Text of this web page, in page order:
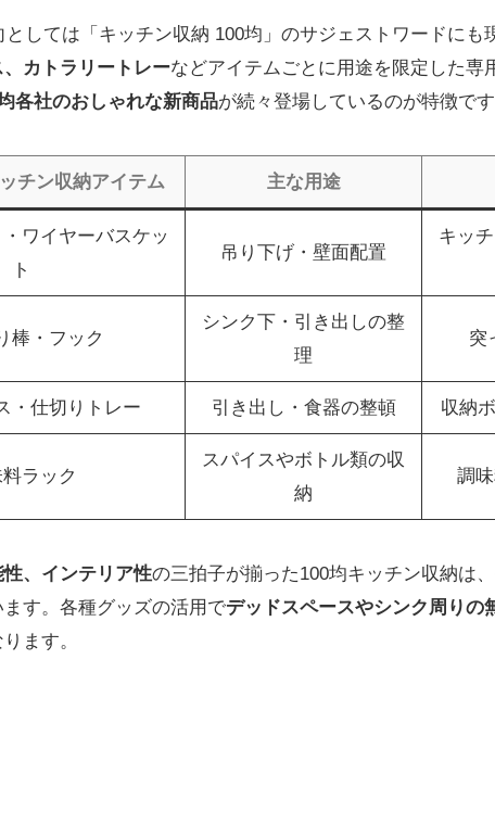
しては「キッチン収納 100均」のサジェストワードにも
カトラリートレーなどアイテムごとに用途を限定した専
各社のおしゃれな新商品が続々登場しているのが特徴です
チン収納アイテム 主な用途
ワイヤーバスケッ
ト
吊り下げ・壁面配置
キッ
棒・フック
シンク下・引き出しの整
理
突
・仕切りトレー 引き出し・食器の整頓 収納
ラック
スパイスやボトル類の収
納
調
、インテリア性の三拍子が揃った100均キッチン収納は
す。各種グッズの活用でデッドスペースやシンク周りの
ます。